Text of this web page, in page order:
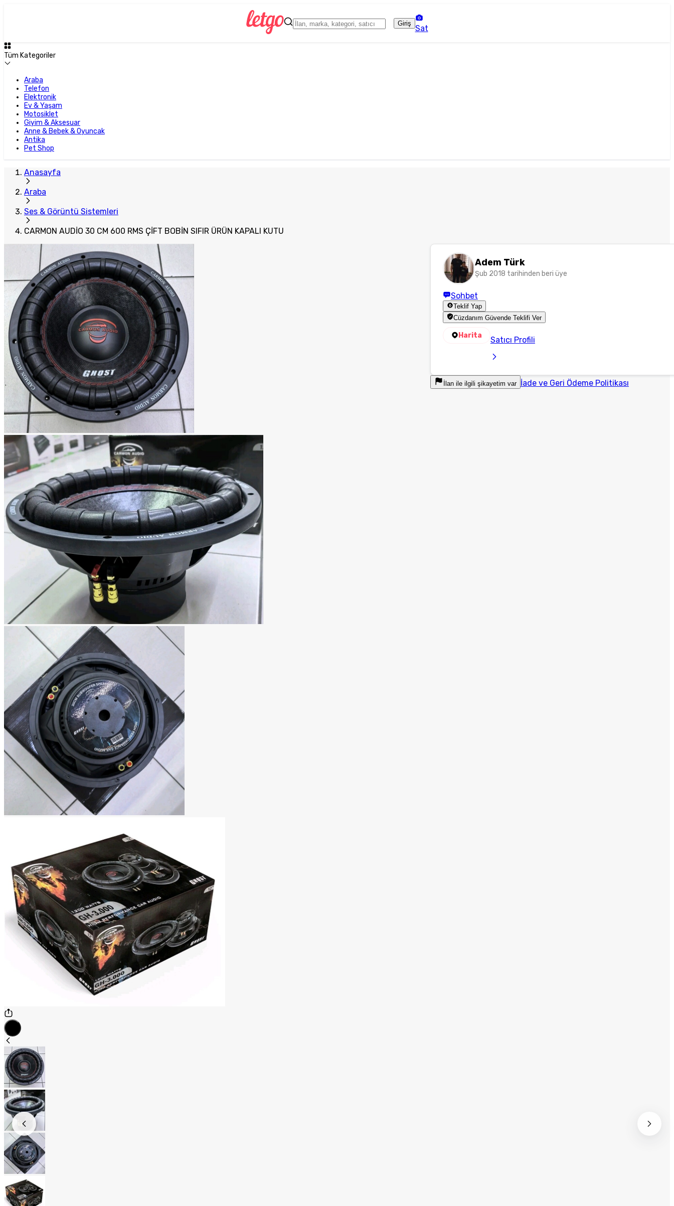
Giriş
Sat
Tüm Kategoriler
Araba
Telefon
Elektronik
Ev & Yaşam
Motosiklet
Giyim & Aksesuar
Anne & Bebek & Oyuncak
Antika
Pet Shop
Anasayfa
Araba
Ses & Görüntü Sistemleri
CARMON AUDİO 30 CM 600 RMS ÇİFT BOBİN SIFIR ÜRÜN KAPALI KUTU
Adem Türk
Şub 2018 tarihinden beri üye
Sohbet
Teklif Yap
Cüzdanım Güvende Teklifi Ver
Harita Satıcı Profili
İlan ile ilgili şikayetim var İade ve Geri Ödeme Politikası